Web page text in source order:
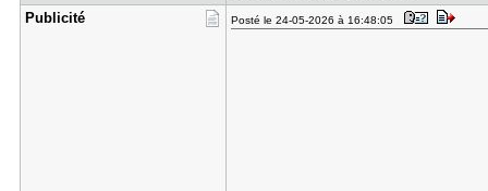
Publicité Posté le 24-05-2026 à 16:48:05